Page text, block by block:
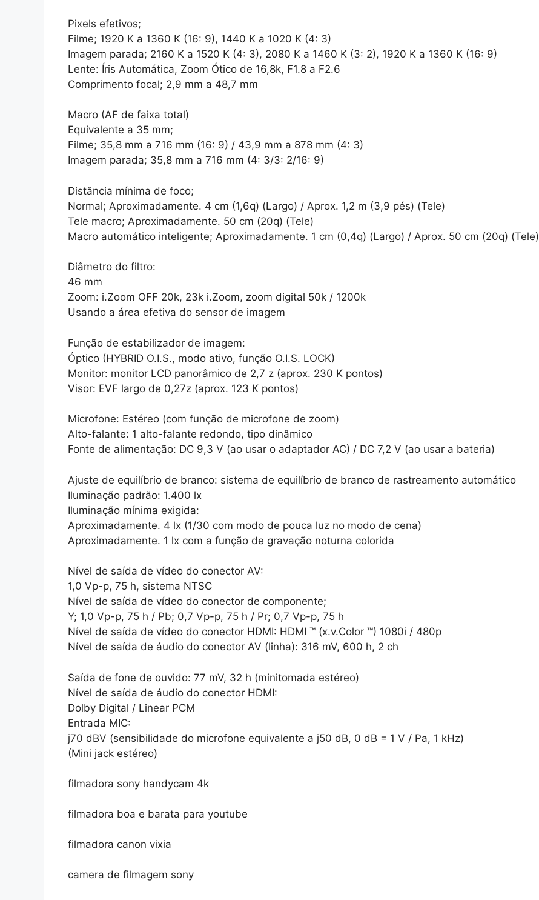
Pixels efetivos;
Filme; 1920 K a 1360 K (16: 9), 1440 K a 1020 K (4: 3)
Imagem parada; 2160 K a 1520 K (4: 3), 2080 K a 1460 K (3: 2), 1920 K a 1360 K (16: 9)
Lente: Íris Automática, Zoom Ótico de 16,8k, F1.8 a F2.6
Comprimento focal; 2,9 mm a 48,7 mm
Macro (AF de faixa total)
Equivalente a 35 mm;
Filme; 35,8 mm a 716 mm (16: 9) / 43,9 mm a 878 mm (4: 3)
Imagem parada; 35,8 mm a 716 mm (4: 3/3: 2/16: 9)
Distância mínima de foco;
Normal; Aproximadamente. 4 cm (1,6q) (Largo) / Aprox. 1,2 m (3,9 pés) (Tele)
Tele macro; Aproximadamente. 50 cm (20q) (Tele)
Macro automático inteligente; Aproximadamente. 1 cm (0,4q) (Largo) / Aprox. 50 cm (20q) (Tele)
Diâmetro do filtro:
46 mm
Zoom: i.Zoom OFF 20k, 23k i.Zoom, zoom digital 50k / 1200k
Usando a área efetiva do sensor de imagem
Função de estabilizador de imagem:
Óptico (HYBRID O.I.S., modo ativo, função O.I.S. LOCK)
Monitor: monitor LCD panorâmico de 2,7 z (aprox. 230 K pontos)
Visor: EVF largo de 0,27z (aprox. 123 K pontos)
Microfone: Estéreo (com função de microfone de zoom)
Alto-falante: 1 alto-falante redondo, tipo dinâmico
Fonte de alimentação: DC 9,3 V (ao usar o adaptador AC) / DC 7,2 V (ao usar a bateria)
Ajuste de equilíbrio de branco: sistema de equilíbrio de branco de rastreamento automático
Iluminação padrão: 1.400 lx
Iluminação mínima exigida:
Aproximadamente. 4 lx (1/30 com modo de pouca luz no modo de cena)
Aproximadamente. 1 lx com a função de gravação noturna colorida
Nível de saída de vídeo do conector AV:
1,0 Vp-p, 75 h, sistema NTSC
Nível de saída de vídeo do conector de componente;
Y; 1,0 Vp-p, 75 h / Pb; 0,7 Vp-p, 75 h / Pr; 0,7 Vp-p, 75 h
Nível de saída de vídeo do conector HDMI: HDMI ™ (x.v.Color ™) 1080i / 480p
Nível de saída de áudio do conector AV (linha): 316 mV, 600 h, 2 ch
Saída de fone de ouvido: 77 mV, 32 h (minitomada estéreo)
Nível de saída de áudio do conector HDMI:
Dolby Digital / Linear PCM
Entrada MIC:
j70 dBV (sensibilidade do microfone equivalente a j50 dB, 0 dB = 1 V / Pa, 1 kHz)
(Mini jack estéreo)
filmadora sony handycam 4k
filmadora boa e barata para youtube
filmadora canon vixia
camera de filmagem sony